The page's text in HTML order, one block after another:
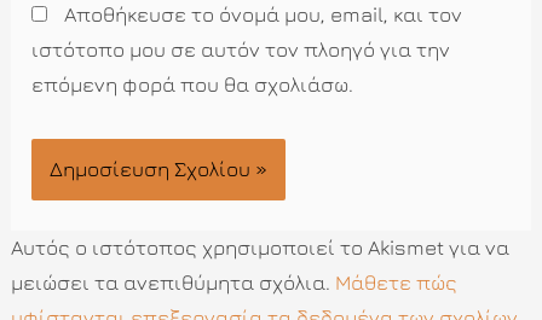
Αποθήκευσε το όνομά μου, email, και τον
ιστότοπο μου σε αυτόν τον πλοηγό για την
επόμενη φορά που θα σχολιάσω.
Αυτός ο ιστότοπος χρησιμοποιεί το Akismet για να
μειώσει τα ανεπιθύμητα σχόλια. Μάθετε πώς